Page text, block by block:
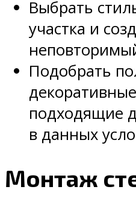
Выбрать
участка и
Подобрать
подходящие
в данных
Монтаж